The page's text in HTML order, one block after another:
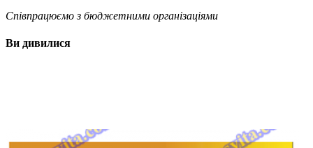
Співпрацюємо з бюджетними організаціями
Ви дивилися